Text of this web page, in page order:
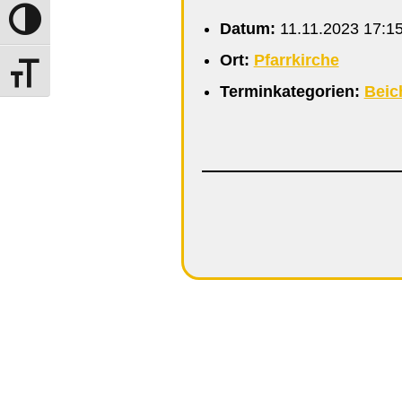
Umschalten auf hohe Kontraste
Schrift vergrößern
Datum: 11.11.2023
Ort: Pfarrkirche
Terminkategorien: